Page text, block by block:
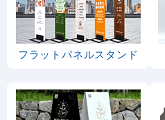
フラットパネルスタンド